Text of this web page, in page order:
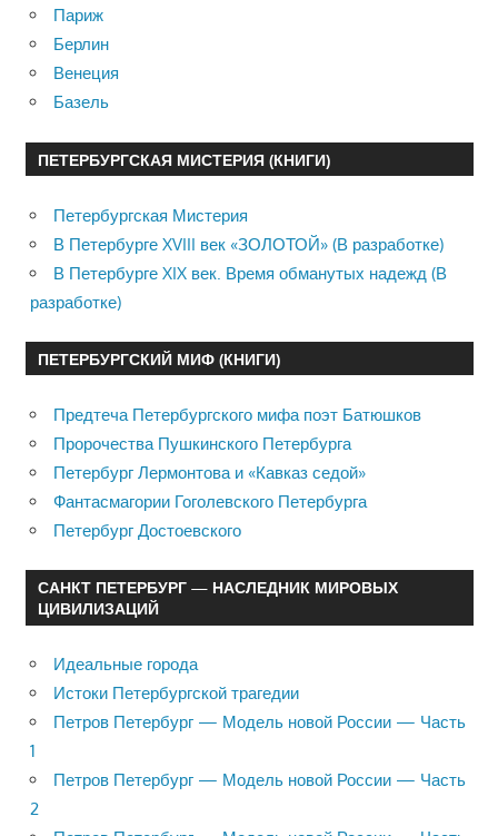
Париж
Берлин
Венеция
Базель
ПЕТЕРБУРГСКАЯ МИСТЕРИЯ (КНИГИ)
Петербургская Мистерия
В Петербурге XVIII век «ЗОЛОТОЙ» (В разработке)
В Петербурге XIX век. Время обманутых надежд (В
разработке)
ПЕТЕРБУРГСКИЙ МИФ (КНИГИ)
Предтеча Петербургского мифа поэт Батюшков
Пророчества Пушкинского Петербурга
Петербург Лермонтова и «Кавказ седой»
Фантасмагории Гоголевского Петербурга
Петербург Достоевского
САНКТ ПЕТЕРБУРГ — НАСЛЕДНИК МИРОВЫХ
ЦИВИЛИЗАЦИЙ
Идеальные города
Истоки Петербургской трагедии
Петров Петербург — Модель новой России — Часть
1
Петров Петербург — Модель новой России — Часть
2